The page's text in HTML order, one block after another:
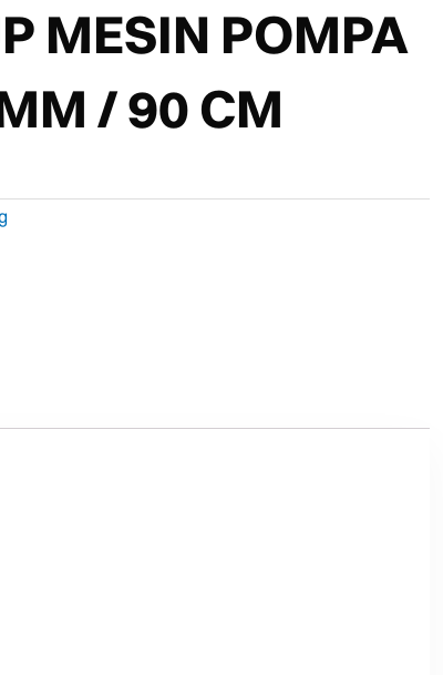
MESIN POMPA
/ 90 CM